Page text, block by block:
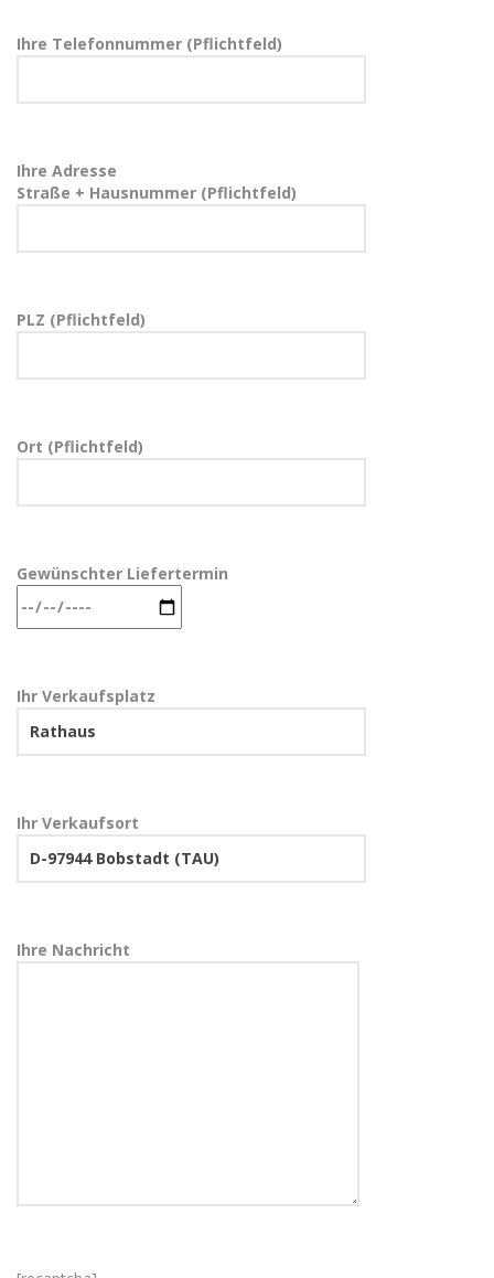
Ihre Telefonnummer (Pflichtfeld)
Ihre Adresse
Straße + Hausnummer (Pflichtfeld)
PLZ (Pflichtfeld)
Ort (Pflichtfeld)
Gewünschter Liefertermin
Ihr Verkaufsplatz
Ihr Verkaufsort
Ihre Nachricht